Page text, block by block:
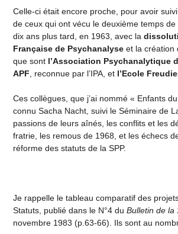
Celle-ci était encore proche, pour avoir
de ceux qui ont vécu le deuxième temps de
dix ans plus tard, en 1963, avec la
Française de Psychanalyse et la création
que sont l’Association Psychanalytique
APF, reconnue par l’IPA, et l’Ecole
Ces collègues, que j’ai nommé « Enfants
connu Sacha Nacht, suivi le Séminaire de
passions de leurs aînés, les conflits et les
fratrie, les remous de 1968, et les échecs
réforme des statuts de la SPP.
Je rappelle le tableau comparatif des
Statuts, publié dans le N°4 du Bulletin de la
novembre 1983 (p.63-66). Ils sont au